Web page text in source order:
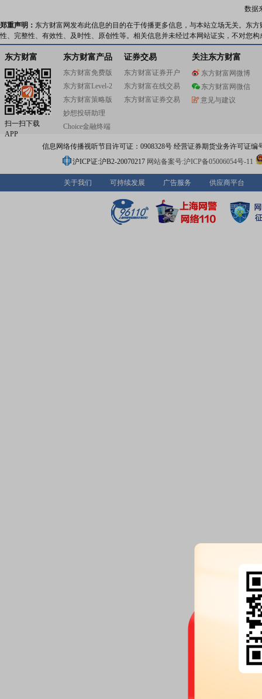
数据
郑重声明： 东方财富网发布此信息的目的在于传播更多信息，与本站立场无关。东
性、完整性、有效性、及时性、原创性等。相关信息并未经过本网站证实，不对您
东方财富
扫一扫下载
APP
东方财富产品
东方财富免费版
东方财富Level-2
东方财富策略版
妙想投研助理
Choice金融终端
证券交易
东方财富证券开户
东方财富在线交易
东方财富证券交易
关注东方财富
东方财富网微博
东方财富网微信
意见与建议
信息网络传播视听节目许可证：0908328号 经营证券期货业务许可证编
沪ICP证:沪B2-20070217 网站备案号:沪ICP备05006054号-11
关于我们 可持续发展 广告服务 供应商平台